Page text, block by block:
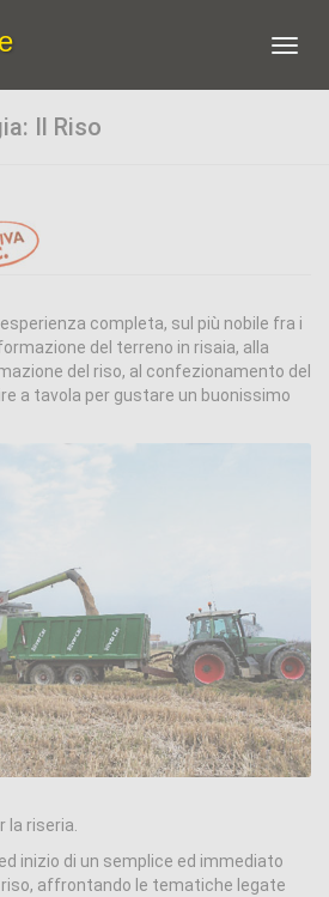
Il Riso
completa, sul più nobile fra i
del terreno in risaia, alla
del riso, al confezionamento del
a tavola per gustare un buonissimo
la riseria.
inizio di un semplice ed immediato
affrontando le tematiche legate